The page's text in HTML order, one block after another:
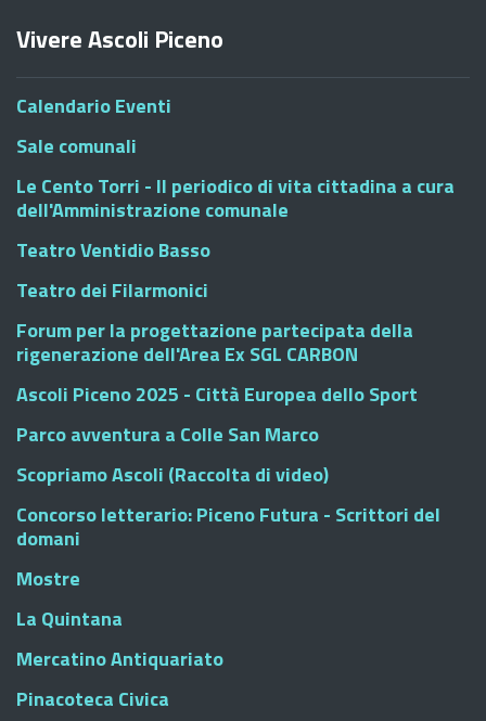
Vivere Ascoli Piceno
Calendario Eventi
Sale comunali
Le Cento Torri - Il periodico di vita cittadina a cura
dell'Amministrazione comunale
Teatro Ventidio Basso
Teatro dei Filarmonici
Forum per la progettazione partecipata della
rigenerazione dell'Area Ex SGL CARBON
Ascoli Piceno 2025 - Città Europea dello Sport
Parco avventura a Colle San Marco
Scopriamo Ascoli (Raccolta di video)
Concorso letterario: Piceno Futura - Scrittori del
domani
Mostre
La Quintana
Mercatino Antiquariato
Pinacoteca Civica